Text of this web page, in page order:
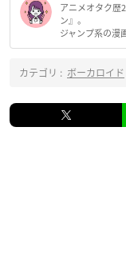
アニメオタク歴
ン』。
ジャンプ系の漫
カテゴリ : ボーカロイド